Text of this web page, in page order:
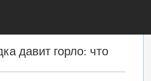
давит горло: что